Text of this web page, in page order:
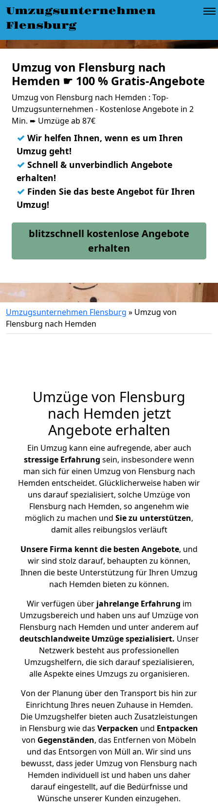
Umzugsunternehmen
Flensburg
Umzug von Flensburg nach
Hemden ☛ 100 % Gratis-Angebote
Umzug von Flensburg nach Hemden : Top-
Umzugsunternehmen - Kostenlose Angebote in 2
Min. ➨ Umzüge ab 87€
✓ Wir helfen Ihnen, wenn es um Ihren
Umzug geht!
✓ Schnell & unverbindlich Angebote
erhalten!
✓ Finden Sie das beste Angebot für Ihren
Umzug!
blitzschnell kostenlose Angebote
erhalten
Umzugsunternehmen Flensburg » Umzug von
Flensburg nach Hemden
Umzüge von Flensburg
nach Hemden jetzt
Angebote erhalten
Ein Umzug kann eine aufregende, aber auch
stressige Erfahrung sein, insbesondere wenn
man sich für einen Umzug von Flensburg nach
Hemden entscheidet. Glücklicherweise haben wir
uns darauf spezialisiert, solche Umzüge von
Flensburg nach Hemden, so angenehm wie
möglich zu machen und Sie zu unterstützen,
damit alles reibungslos verläuft
Unsere Firma kennt die besten Angebote, und
wir sind stolz darauf, behaupten zu können,
Ihnen die beste Unterstützung für Ihren Umzug
nach Hemden bieten zu können.
Wir verfügen überjahrelange Erfahrung im
Umzugsbereich und haben uns auf Umzüge von
Flensburg nach Hemden und unter anderem auf
deutschlandweite Umzüge spezialisiert. Unser
Netzwerk besteht aus professionellen
Umzugshelfern, die sich darauf spezialisieren,
alle Aspekte eines Umzugs zu organisieren.
Von der Planung über den Transport bis hin zur
Einrichtung Ihres neuen Zuhause in Hemden.
Die Umzugshelfer bieten auch Zusatzleistungen
in Flensburg wie das Verpacken und Entpacken
von Gegenständen, das Entfernen von Möbeln
und das Entsorgen von Müll an. Wir sind uns
bewusst, dass jeder Umzug von Flensburg nach
Hemden individuell ist und haben uns daher
darauf eingestellt, auf die Bedürfnisse und
Wünsche unserer Kunden einzugehen.